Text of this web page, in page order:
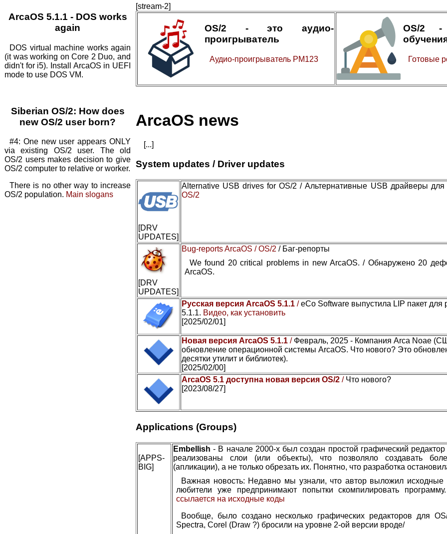
ArcaOS 5.1.1 - DOS works
again
DOS virtual machine works again
(it was working on Core 2 Duo, and
didn't for i5). Install ArcaOS in UEFI
mode to use DOS VM.
Siberian OS/2: How does
new OS/2 user born?
#4: One new user appears ONLY
via existing OS/2 user. The old
OS/2 users makes decision to give
OS/2 computer to relative or worker.
There is no other way to increase
OS/2 population. Main slogans
[stream-2]
OS/2 - это аудио-
проигрыватель
Аудио-проигрыватель PM123
OS/2 -
Готовые
ArcaOS news
[...]
System updates / Driver updates
[DRV
UPDATES]
Alternative USB drives for OS/2 / Альтернативные USB драйверы для
OS/2
[DRV
UPDATES]
Bug-reports ArcaOS / OS/2 / Баг-репорты
We found 20 critical problems in new ArcaOS. / Обнаружено 20
ArcaOS.
Русская версия ArcaOS 5.1.1 /eCo Software выпустила LIP пакет для
5.1.1. Видео, как установить
[2025/02/01]
Новая версия ArcaOS 5.1.1 / Февраль, 2025 - Компания Arca Noae
обновление операционной системы ArcaOS. Что нового? Это
десятки утилит и библиотек).
[2025/02/00]
ArcaOS 5.1 доступна новая версия OS/2 / Что нового?
[2023/08/27]
Applications (Groups)
[APPS-
BIG]
Embellish - В начале 2000-х был создан простой графический
реализованы слои (или объекты), что позволяло создавать
(апликации), а не только обрезать их. Понятно, что разработка
Важная новость: Недавно мы узнали, что автор выложил исходные
любители уже предпринимают попытки скомпилировать
ссылается на исходные коды
Вообще, было создано несколько графических редакторов для
Spectra, Corel (Draw ?) бросили на уровне 2-ой версии вроде/